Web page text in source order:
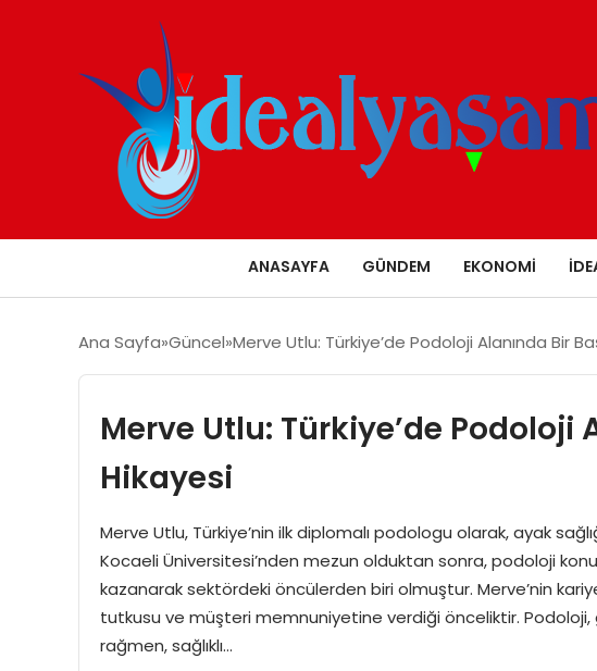
ANASAYFA GÜNDEM EKONOMI
Ana Sayfa Güncel Merve Utlu: Türkiye’de Podoloji Alanında Bir
Merve Utlu: Türkiye’de Podoloji
Hikayesi
Merve Utlu, Türkiye’nin ilk diplomalı podologu olarak, ayak
Kocaeli Üniversitesi’nden mezun olduktan sonra, podoloji
kazanarak sektördeki öncülerden biri olmuştur. Merve’nin
tutkusu ve müşteri memnuniyetine verdiği önceliktir. Podoloji,
rağmen, sağlıklı…